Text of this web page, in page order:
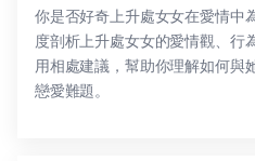
你是否好奇上升處女女在愛情中
度剖析上升處女女的愛情觀、行
用相處建議，幫助你理解如何與
戀愛難題。